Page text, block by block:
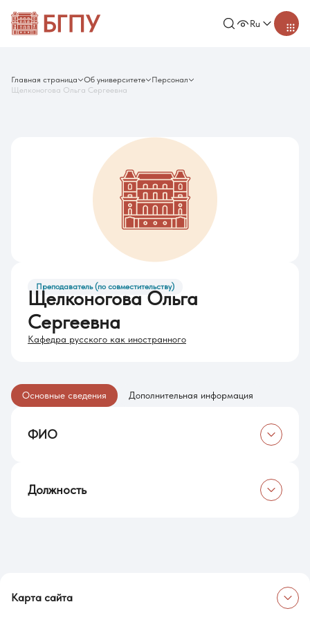
Ru
Главная страница Об университете
Персонал
Щелконогова Ольга Сергеевна
Преподаватель (по совместительству)
Щелконогова Ольга
Сергеевна
Кафедра русского как иностранного
Основные сведения Дополнительная информация
ФИО
Должность
Карта сайта